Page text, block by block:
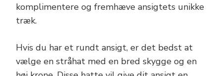
komplimentere og fremhæve ansigtets unikke
træk.
Hvis du har et rundt ansigt, er det bedst at
vælge en stråhat med en bred skygge og en